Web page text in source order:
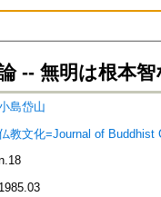
-- 無明は根本智
島岱山
教文化=Journal of Buddhist
1985.03